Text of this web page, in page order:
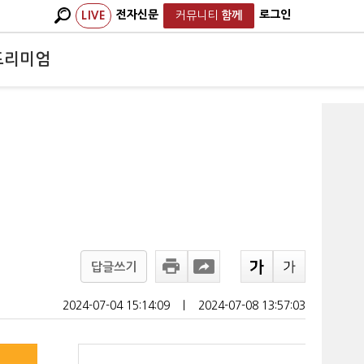
LIVE 전자신문 커뮤니티 함께 로그인
리미엄
답글쓰기
2024-07-04 15:14:09 2024-07-08 13:57:03